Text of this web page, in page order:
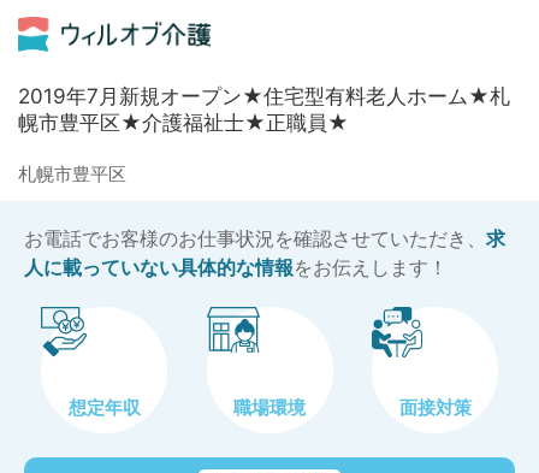
2019年7月新規オープン★住宅型有料老人ホーム★札
幌市豊平区★介護福祉士★正職員★
札幌市豊平区
お電話でお客様のお仕事状況を確認させていただき、 求
人に載っていない具体的な情報をお伝えします！
想定年収 職場環境 面接対策